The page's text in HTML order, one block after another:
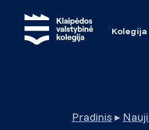
Kolegija
Pradinis ▸